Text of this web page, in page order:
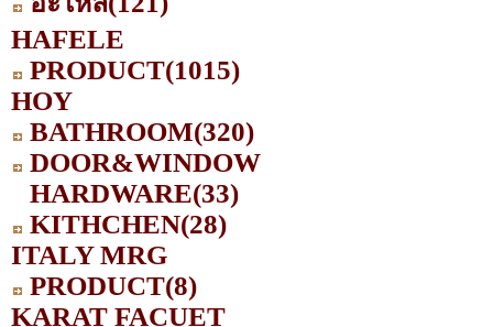
HAFELE
PRODUCT(1015)
HOY
BATHROOM(320)
DOOR&WINDOW
HARDWARE(33)
KITHCHEN(28)
ITALY MRG
PRODUCT(8)
KARAT FACUET